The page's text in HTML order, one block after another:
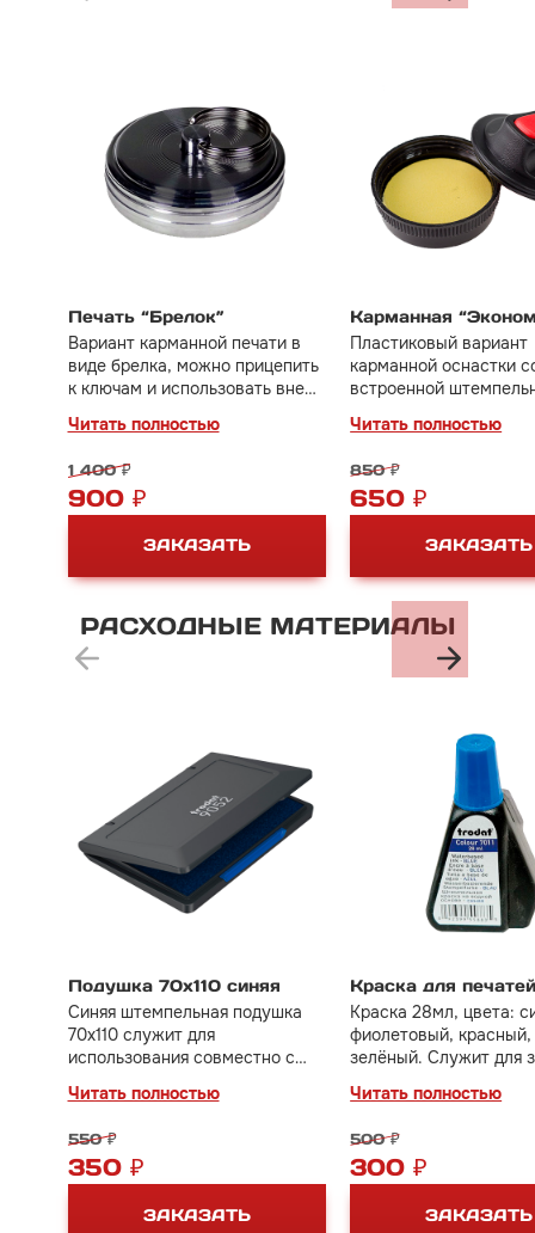
Печать “Брелок”
Читать полностью
Вариант карманной печати в
виде брелка, можно прицепить
к ключам и использовать вне
1 400 ₽
900 ₽
ЗАКАЗАТЬ
Карманная
Читать полностью
Пластиковый вариант
карманной оснастки
встроенной
текстовых оттисков
850 ₽
650 ₽
ЗАКАЗАТЬ
РАСХОДНЫЕ МАТЕРИАЛЫ
Подушка 70х110 синяя
Читать полностью
Синяя штемпельная подушка
70х110 служит для
использования совместно с
550 ₽
350 ₽
ЗАКАЗАТЬ
Краска для
Читать полностью
Краска 28мл, цвета:
фиолетовый,
зелёный. Служит для
подушки.
500 ₽
300 ₽
ЗАКАЗАТЬ